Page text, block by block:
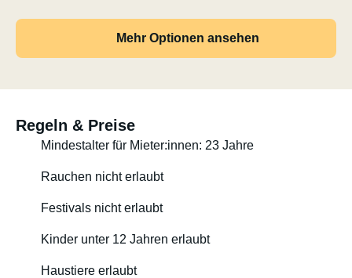
Mehr Optionen ansehen
Regeln & Preise
Mindestalter für Mieter:innen: 23 Jahre
Rauchen nicht erlaubt
Festivals nicht erlaubt
Kinder unter 12 Jahren erlaubt
Haustiere erlaubt